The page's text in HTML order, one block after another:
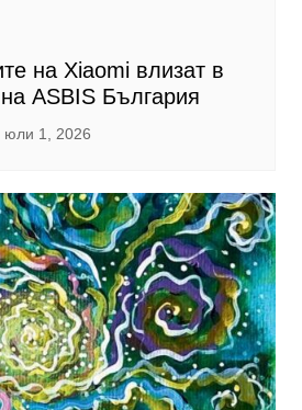
на Xiaomi влизат в
ASBIS България
юли 1, 2026